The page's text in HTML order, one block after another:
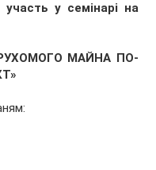
участь у семінарі на
МАЙНА ПО-